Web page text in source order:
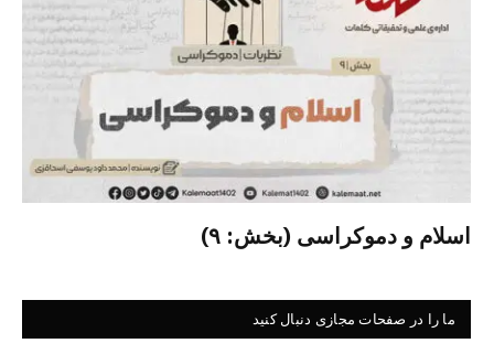
اسلام و دموکراسی (بخش: ۹)
ما را در صفحات مجازی دنبال کنید